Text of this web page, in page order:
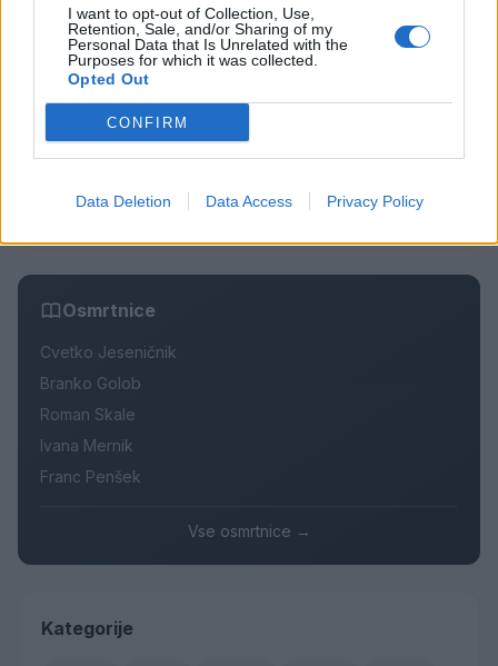
I want to opt-out of Collection, Use,
Retention, Sale, and/or Sharing of my
Personal Data that Is Unrelated with the
Purposes for which it was collected.
Opted Out
CONFIRM
Data Deletion Data Access Privacy Policy
moškega udaril s steklenico in ga zabodel
(VIDEO) "Mislil sem, da je konec": Lastnik
velenjske picerije o padcu s padalom na
Hrvaškem
3
Korošico po pristanku
4
Na Šaleški cesti v Velenju občanka poškodovala
tri vozila
Prijava pogrešanja razkrila tragedijo: V hiši našli
mrtvega 76-letnika
Osmrtnice
Cvetko Jeseničnik
Branko Golob
Roman Skale
Ivana Mernik
Franc Penšek
Vse osmrtnice →
Kategorije